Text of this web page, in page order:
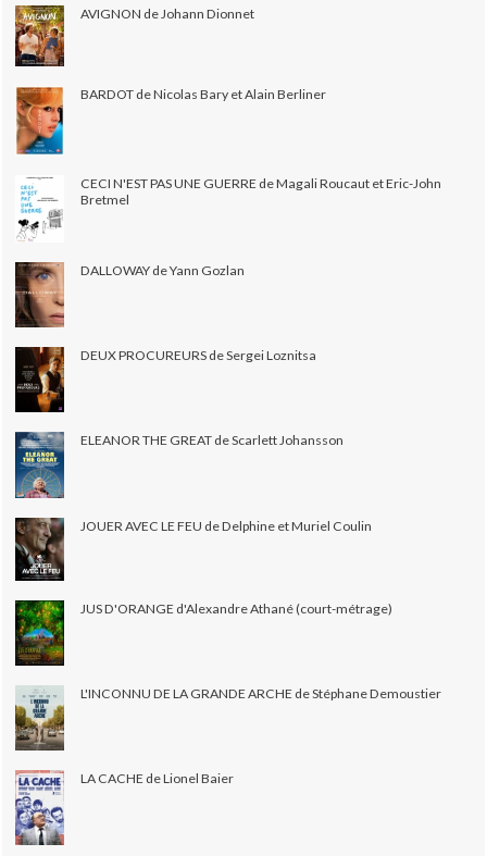
AVIGNON de Johann Dionnet
BARDOT de Nicolas Bary et Alain Berliner
CECI N'EST PAS UNE GUERRE de Magali Roucaut et Eric-John
Bretmel
DALLOWAY de Yann Gozlan
DEUX PROCUREURS de Sergei Loznitsa
ELEANOR THE GREAT de Scarlett Johansson
JOUER AVEC LE FEU de Delphine et Muriel Coulin
JUS D'ORANGE d'Alexandre Athané (court-métrage)
L'INCONNU DE LA GRANDE ARCHE de Stéphane Demoustier
LA CACHE de Lionel Baier